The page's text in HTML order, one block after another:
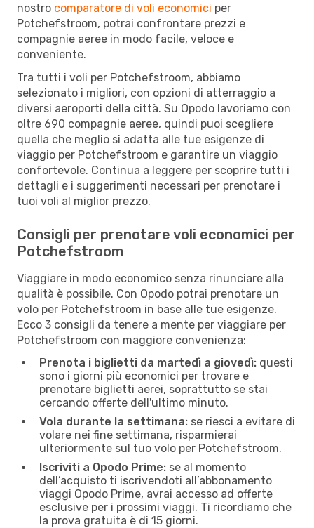
nostro comparatore di voli economici per
Potchefstroom, potrai confrontare prezzi e
compagnie aeree in modo facile, veloce e
conveniente.
Tra tutti i voli per Potchefstroom, abbiamo
selezionato i migliori, con opzioni di atterraggio a
diversi aeroporti della città. Su Opodo lavoriamo con
oltre 690 compagnie aeree, quindi puoi scegliere
quella che meglio si adatta alle tue esigenze di
viaggio per Potchefstroom e garantire un viaggio
confortevole. Continua a leggere per scoprire tutti i
dettagli e i suggerimenti necessari per prenotare i
tuoi voli al miglior prezzo.
Consigli per prenotare voli economici per
Potchefstroom
Viaggiare in modo economico senza rinunciare alla
qualità è possibile. Con Opodo potrai prenotare un
volo per Potchefstroom in base alle tue esigenze.
Ecco 3 consigli da tenere a mente per viaggiare per
Potchefstroom con maggiore convenienza:
Prenota i biglietti da martedì a giovedì: questi
sono i giorni più economici per trovare e
prenotare biglietti aerei, soprattutto se stai
cercando offerte dell'ultimo minuto.
Vola durante la settimana: se riesci a evitare di
volare nei fine settimana, risparmierai
ulteriormente sul tuo volo per Potchefstroom.
Iscriviti a Opodo Prime: se al momento
dell’acquisto ti iscrivendoti all’abbonamento
viaggi Opodo Prime, avrai accesso ad offerte
esclusive per i prossimi viaggi. Ti ricordiamo che
la prova gratuita è di 15 giorni.